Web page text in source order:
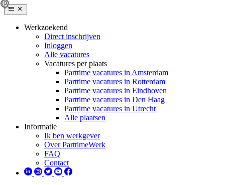
Werkzoekend
Direct inschrijven
Inloggen
Alle vacatures
Vacatures per plaats
Parttime vacatures in Amsterdam
Parttime vacatures in Rotterdam
Parttime vacatures in Eindhoven
Parttime vacatures in Den Haag
Parttime vacatures in Utrecht
Alle plaatsen
Informatie
Ik ben werkgever
Over ParttimeWerk
FAQ
Contact